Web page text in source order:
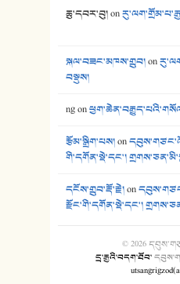
ཆུ་དབར་བུ།on
སྐལ་བཟང་མཁས་གྲུབ།on
བསྡུས།
ngon
རྩོམ་སྒྲིག་པས།on
གི་དགོན་སྡེ་དང་།
དངོས་གྲུབ་རྡོ་རྗེ།on
རྫོང་གི་དགོན་སྡེ་དང་།
© 2026
དྲ་རྒྱའི་བདག་ཐོབ་